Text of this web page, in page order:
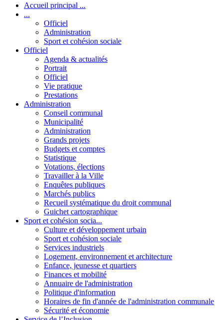
Accueil principal ...
...
Officiel
Administration
Sport et cohésion sociale
Officiel
Agenda & actualités
Portrait
Officiel
Vie pratique
Prestations
Administration
Conseil communal
Municipalité
Administration
Grands projets
Budgets et comptes
Statistique
Votations, élections
Travailler à la Ville
Enquêtes publiques
Marchés publics
Recueil systématique du droit communal
Guichet cartographique
Sport et cohésion socia...
Culture et développement urbain
Sport et cohésion sociale
Services industriels
Logement, environnement et architecture
Enfance, jeunesse et quartiers
Finances et mobilité
Annuaire de l'administration
Politique d'information
Horaires de fin d'année de l'administration communale
Sécurité et économie